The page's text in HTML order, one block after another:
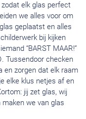
elk glas perfect
we alles voor om
geplaatst en alles
bij kijken
“BARST MAAR!”
Tussendoor checken
en zorgen dat elk raam
elke klus netjes af en
jij zet glas, wij
we van glas